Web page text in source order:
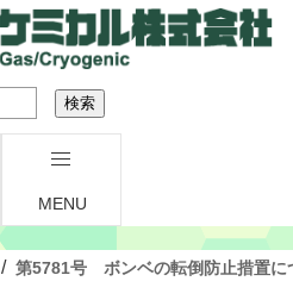
MENU
/ 第5781号 ボンベの転倒防止措置に